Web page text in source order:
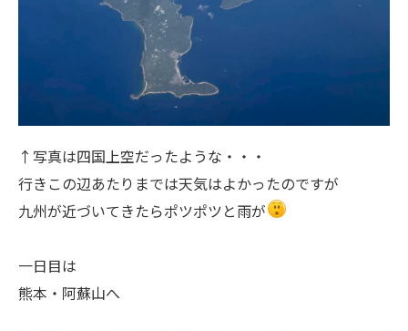
↑写真は四国上空だったような・・・
行きこの辺あたりまでは天気はよかったのですが
九州が近づいてきたらポツポツと雨が
一日目は
熊本・阿蘇山へ